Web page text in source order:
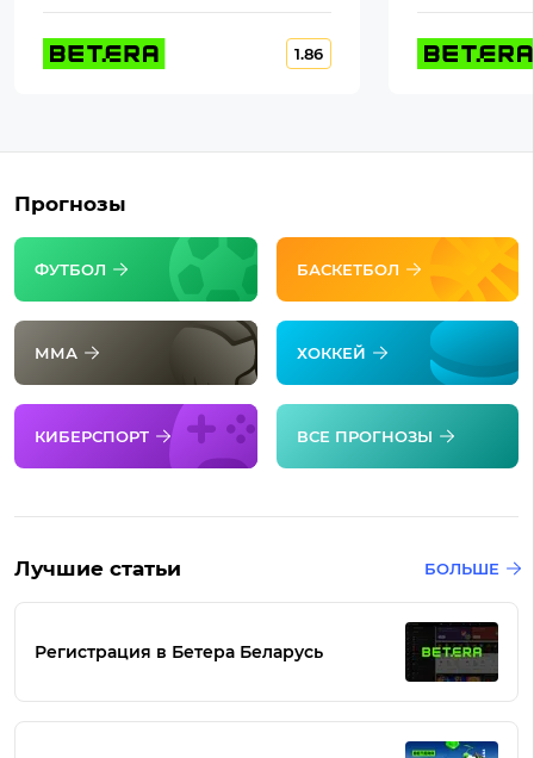
1.86
Прогнозы
ФУТБОЛ БАСКЕТБОЛ
ММА ХОККЕЙ
КИБЕРСПОРТ ВСЕ ПРОГНОЗЫ
Лучшие статьи БОЛЬШЕ
Регистрация в Бетера Беларусь